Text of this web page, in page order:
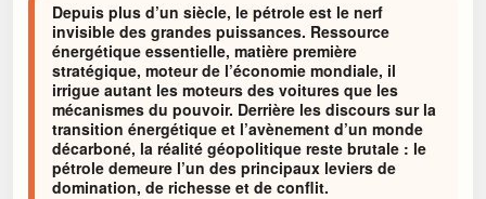
Depuis plus d’un siècle, le pétrole est le nerf
invisible des grandes puissances. Ressource
énergétique essentielle, matière première
stratégique, moteur de l’économie mondiale, il
irrigue autant les moteurs des voitures que les
mécanismes du pouvoir. Derrière les discours sur la
transition énergétique et l’avènement d’un monde
décarboné, la réalité géopolitique reste brutale : le
pétrole demeure l’un des principaux leviers de
domination, de richesse et de conflit.